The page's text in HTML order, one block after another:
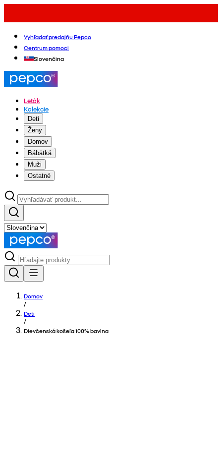
Vyhľadať predajňu Pepco
Centrum pomoci
Slovenčina
Leták
Kolekcie
Deti
Ženy
Domov
Bábätká
Muži
Ostatné
Domov
/
Deti
/
Dievčenská košeľa 100% bavlna